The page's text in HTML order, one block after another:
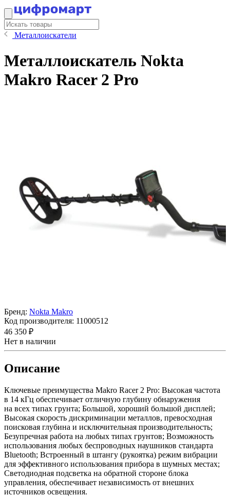
Металлоискатели
Металлоискатель Nokta
Makro Racer 2 Pro
Бренд: Nokta Makro
Код производителя: 11000512
46 350 ₽
Нет в наличии
Описание
Ключевые преимущества Makro Racer 2 Pro: Высокая частота
в 14 кГц обеспечивает отличную глубину обнаружения
на всех типах грунта; Большой, хороший большой дисплей;
Высокая скорость дискриминации металлов, превосходная
поисковая глубина и исключительная производительность;
Безупречная работа на любых типах грунтов; Возможность
использования любых беспроводных наушников стандарта
Bluetooth; Встроенный в штангу (рукоятка) режим вибрации
для эффективного использования прибора в шумных местах;
Светодиодная подсветка на обратной стороне блока
управления, обеспечивает независимость от внешних
источников освещения.